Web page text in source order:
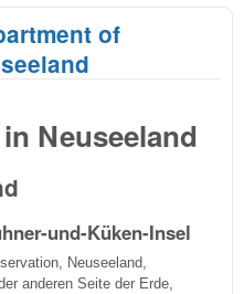
of
Neuseeland
und-Küken-Insel
Neuseeland,
anderen Seite der Erde,